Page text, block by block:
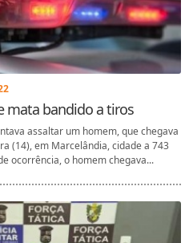
mata bandido a tiros
assaltar um homem, que chegava
(14), em Marcelândia, cidade a 743
ocorrência, o homem chegava...